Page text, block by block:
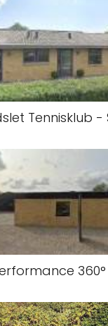
Tennisklub -